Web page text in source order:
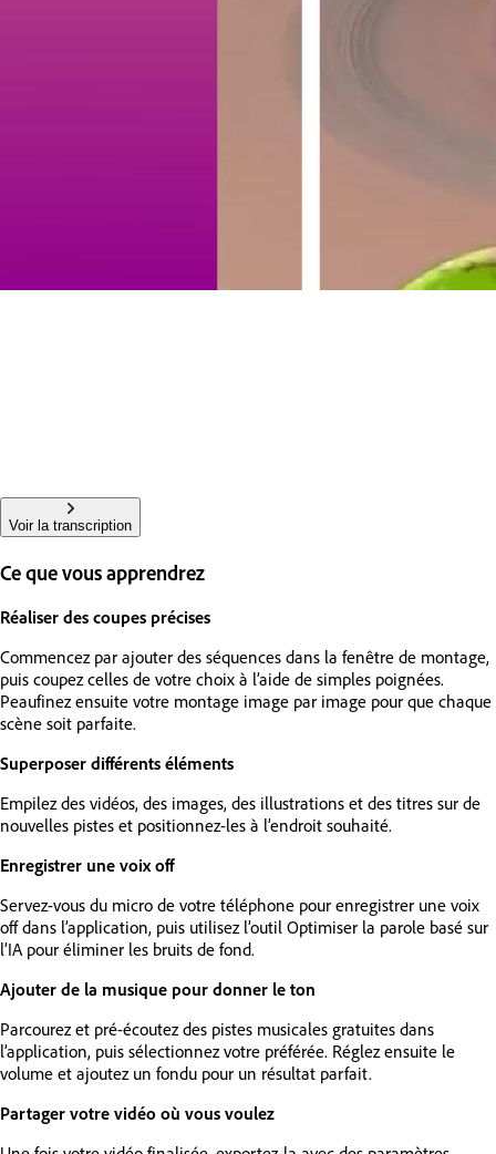
Voir la transcription
Ce que vous apprendrez
Réaliser des coupes précises
Commencez par ajouter des séquences dans la fenêtre de montage,
puis coupez celles de votre choix à l’aide de simples poignées.
Peaufinez ensuite votre montage image par image pour que chaque
scène soit parfaite.
Superposer différents éléments
Empilez des vidéos, des images, des illustrations et des titres sur de
nouvelles pistes et positionnez-les à l’endroit souhaité.
Enregistrer une voix off
Servez-vous du micro de votre téléphone pour enregistrer une voix
off dans l’application, puis utilisez l’outil Optimiser la parole basé sur
l’IA pour éliminer les bruits de fond.
Ajouter de la musique pour donner le ton
Parcourez et pré-écoutez des pistes musicales gratuites dans
l’application, puis sélectionnez votre préférée. Réglez ensuite le
volume et ajoutez un fondu pour un résultat parfait.
Partager votre vidéo où vous voulez